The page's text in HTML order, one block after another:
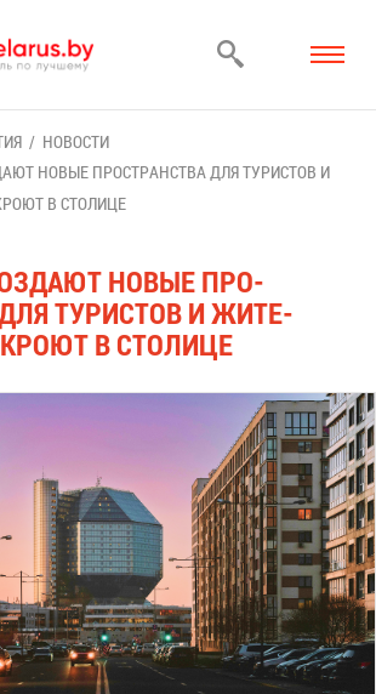
НО­ВО­СТИ
НО­ВЫЕ ПРО­СТРАН­СТВА ДЛЯ ТУ­РИ­СТОВ И
В СТО­ЛИ­ЦЕ
НО­ВЫЕ ПРО­
ТУ­РИ­СТОВ И ЖИ­ТЕ­
В СТО­ЛИ­ЦЕ